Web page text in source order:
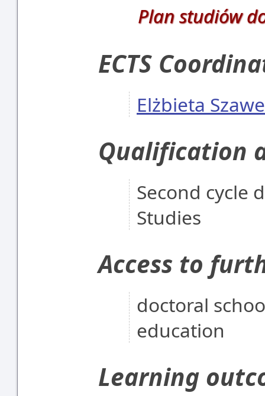
Plan studiów
ECTS
Elżbieta
Qualification
Second cycle
Studies
Access to
doctoral
education
Learning